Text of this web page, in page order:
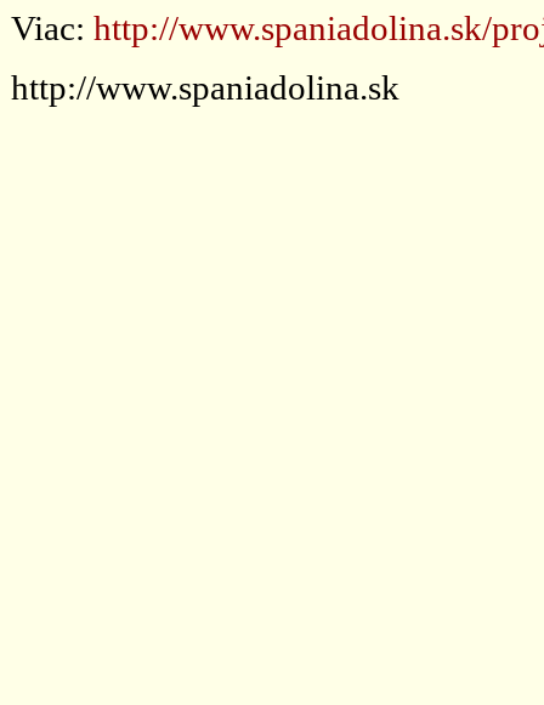
Viac: http://www.spaniadolina.sk/
http://www.spaniadolina.sk